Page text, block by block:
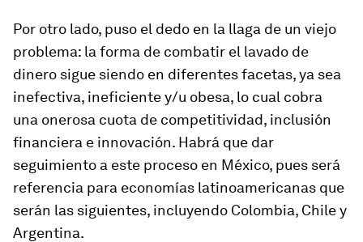
Por otro lado, puso el dedo en la llaga de un viejo
problema: la forma de combatir el lavado de
dinero sigue siendo en diferentes facetas, ya sea
inefectiva, ineficiente y/u obesa, lo cual cobra
una onerosa cuota de competitividad, inclusión
financiera e innovación. Habrá que dar
seguimiento a este proceso en México, pues será
referencia para economías latinoamericanas que
serán las siguientes, incluyendo Colombia, Chile y
Argentina.